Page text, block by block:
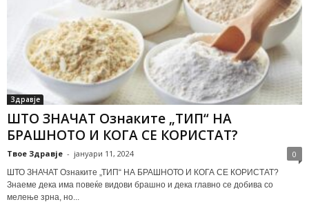
Здравје
ШТО ЗНАЧАТ Ознаките „ТИП“ НА
БРАШНОТО И КОГА СЕ КОРИСТАТ?
Твое Здравје - јануари 11, 2024 0
ШТО ЗНАЧАТ Ознаките „ТИП“ НА БРАШНОТО И КОГА СЕ КОРИСТАТ?
Знаеме дека има повеќе видови брашно и дека главно се добива со
мелење зрна, но...